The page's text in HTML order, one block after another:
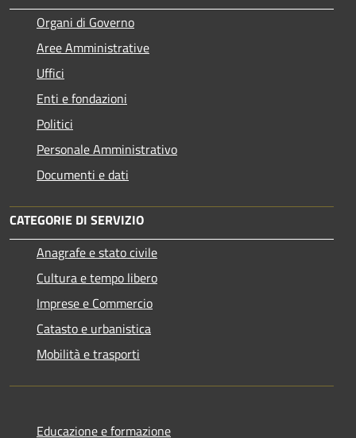
Organi di Governo
Aree Amministrative
Uffici
Enti e fondazioni
Politici
Personale Amministrativo
Documenti e dati
CATEGORIE DI SERVIZIO
Anagrafe e stato civile
Cultura e tempo libero
Imprese e Commercio
Catasto e urbanistica
Mobilità e trasporti
Educazione e formazione